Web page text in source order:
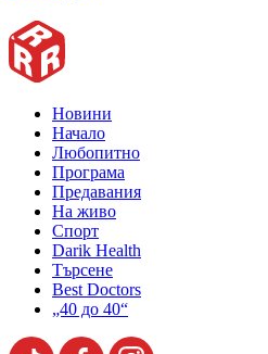
Новини
Начало
Любопитно
Програма
Предавания
На живо
Спорт
Darik Health
Търсене
Best Doctors
„40 до 40“